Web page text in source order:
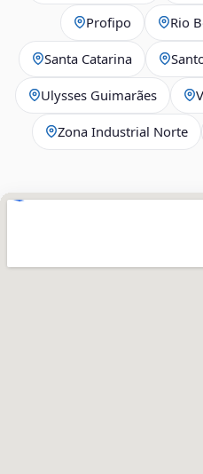
Profipo Rio
Santa Catarina
Ulysses Guimarães
Zona Industrial Norte